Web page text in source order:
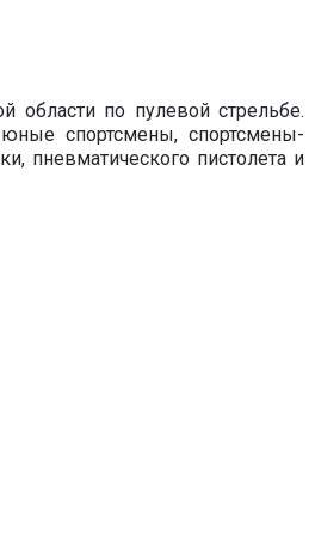
области по пулевой стрельбе.
спортсмены, спортсмены-
пневматического пистолета и